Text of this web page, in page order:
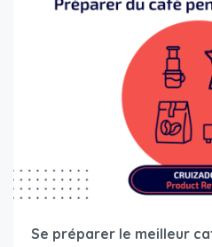
Se préparer le meilleur